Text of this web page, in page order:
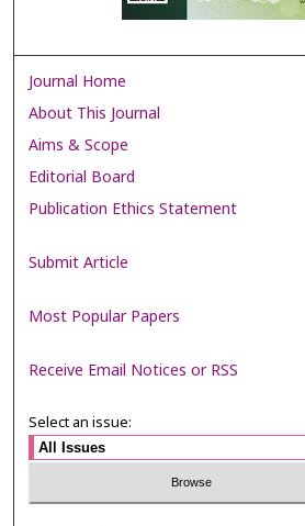
Journal Home
About This Journal
Aims & Scope
Editorial Board
Publication Ethics Statement
Submit Article
Most Popular Papers
Receive Email Notices or RSS
Select an issue: